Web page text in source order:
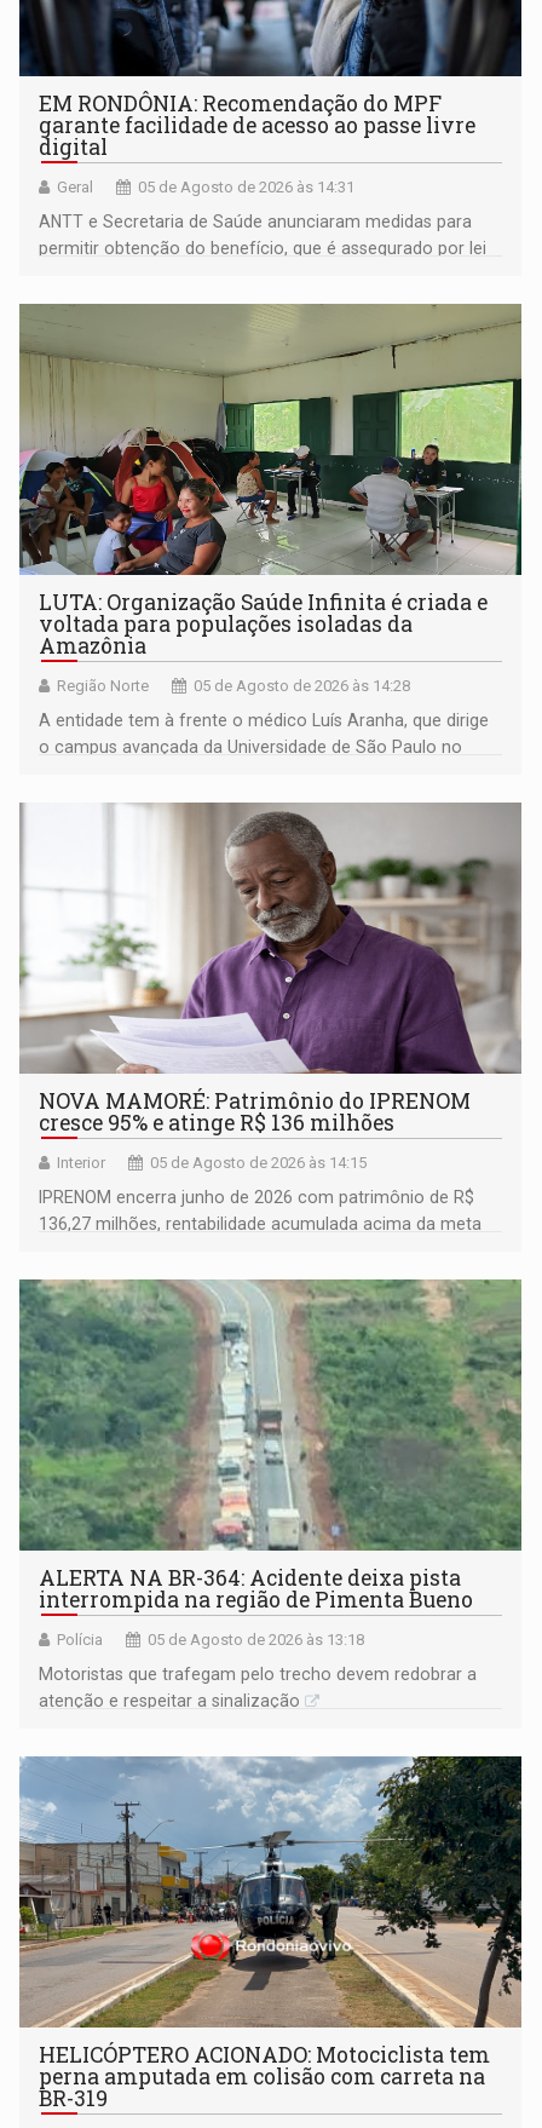
EM RONDÔNIA: Recomendação do MPF
garante facilidade de acesso ao passe livre
digital
Geral 05 de Agosto de 2026 às 14:31
ANTT e Secretaria de Saúde anunciaram medidas para
permitir obtenção do benefício, que é assegurado por lei
LUTA: Organização Saúde Infinita é criada e
voltada para populações isoladas da
Amazônia
Região Norte 05 de Agosto de 2026 às 14:28
A entidade tem à frente o médico Luís Aranha, que dirige
o campus avançada da Universidade de São Paulo no
NOVA MAMORÉ: Patrimônio do IPRENOM
cresce 95% e atinge R$ 136 milhões
Interior 05 de Agosto de 2026 às 14:15
IPRENOM encerra junho de 2026 com patrimônio de R$
136,27 milhões, rentabilidade acumulada acima da meta
ALERTA NA BR-364: Acidente deixa pista
interrompida na região de Pimenta Bueno
Polícia 05 de Agosto de 2026 às 13:18
​Motoristas que trafegam pelo trecho devem redobrar a
atenção e respeitar a sinalização
HELICÓPTERO ACIONADO: Motociclista tem
perna amputada em colisão com carreta na
BR-319